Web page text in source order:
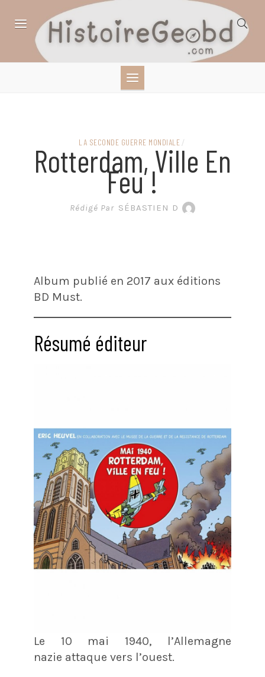
SCIENCES,
LITTÉRATURE EN
BANDE DESSINÉE
LA SECONDE GUERRE MONDIALE /
Rotterdam, Ville En
Feu !
Rédigé Par SÉBASTIEN D
Album publié en 2017 aux éditions
BD Must.
Résumé éditeur
Le 10 mai 1940, l’Allemagne
nazie attaque vers l’ouest.